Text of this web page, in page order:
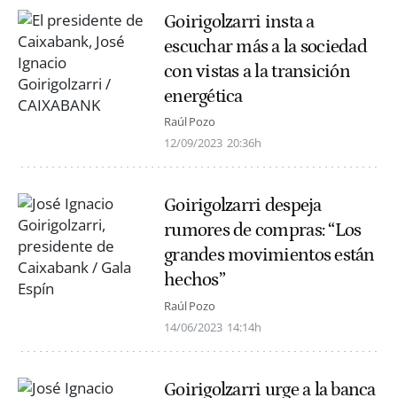
Goirigolzarri insta a
escuchar más a la sociedad
con vistas a la transición
energética
Raúl Pozo
12/09/2023 20:36h
Goirigolzarri despeja
rumores de compras: “Los
grandes movimientos están
hechos”
Raúl Pozo
14/06/2023 14:14h
Goirigolzarri urge a la banca